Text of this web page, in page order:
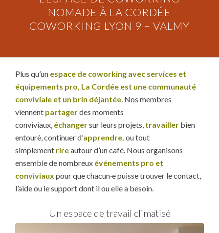
NOMADE À LA CORDÉE
COWORKING LYON 9 – VALMY
Plus qu’un espace de coworking avec services et
équipements pro, La Cordée est une communauté
conviviale et un brin déjantée. Nos membres
viennent partagerdes moments
conviviaux, échangersur leurs projets, travailler bien
entouré, continuer d’apprendre,ou tout
simplement rireautour d’un café. Nous organisons
ensemble de nombreux événements pro et
conviviaux pour que chacun·e puisse trouver le contact,
l’aide ou le support dont il ou elle a besoin.
Un espace de travail climatisé